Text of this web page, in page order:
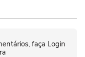
faça Login